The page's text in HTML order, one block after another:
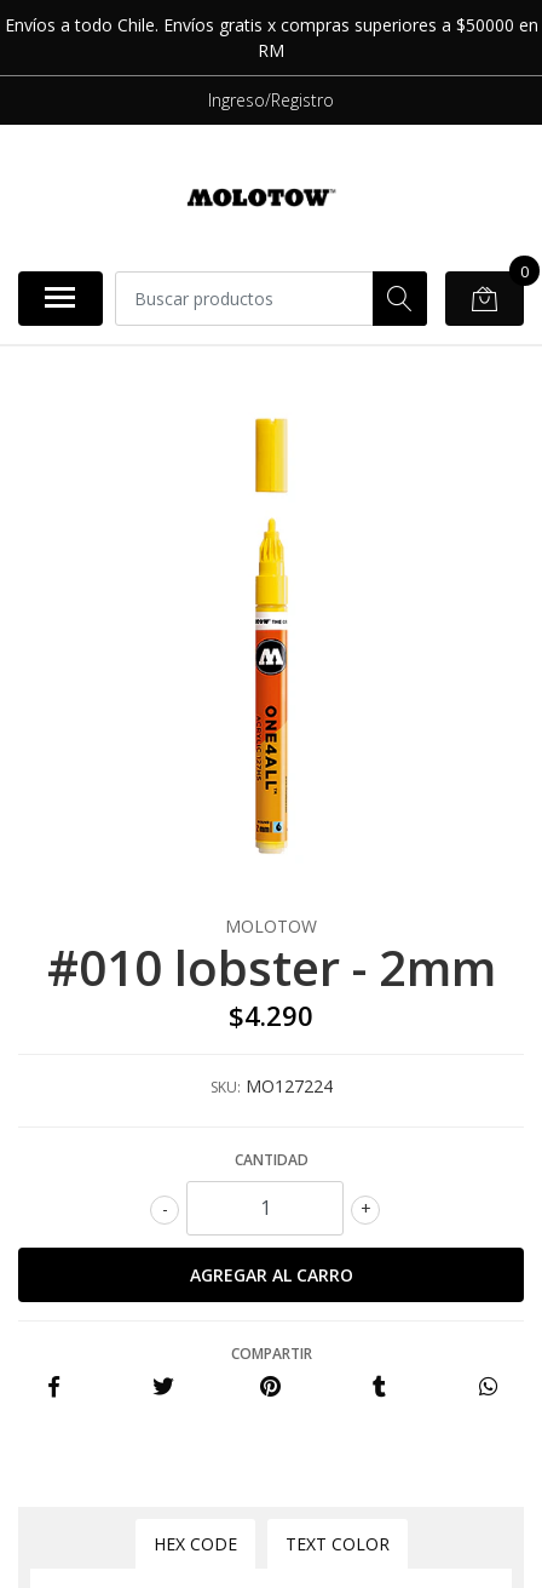
Envíos a todo Chile. Envíos gratis x compras superiores a $50000 en
RM
Ingreso/Registro
0
MOLOTOW
#010 lobster - 2mm
$4.290
SKU: MO127224
CANTIDAD
+
-
COMPARTIR
HEX CODE TEXT COLOR